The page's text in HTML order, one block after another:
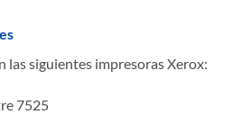
las siguientes impresoras Xerox:
7525